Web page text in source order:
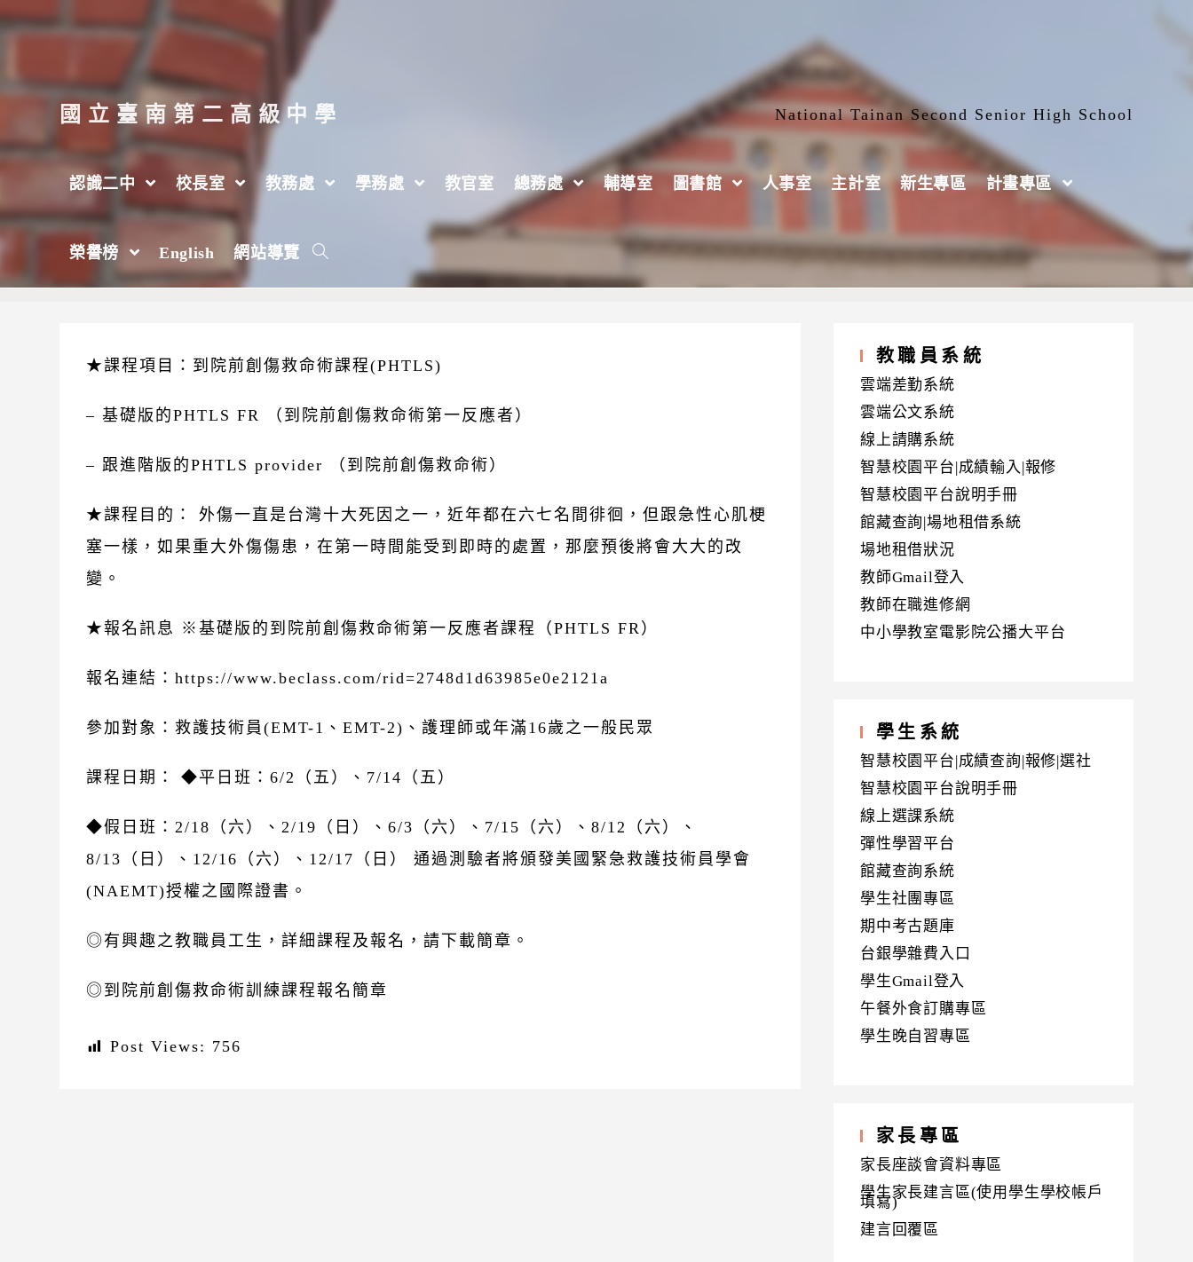
跳
至
要
內
容
國立臺南第二高級中學 National Tainan Second Senior High School
認識二中 校長室 教務處 學務處 教官室 總務處 輔導室 圖書館 人事室 主計室 新生專區 計畫專區
榮譽榜 English 網站導覽
【健康中心】112年度高醫外傷及重症外科「到院前創傷救命術訓練課程」(PHTLS First Responder & PHTLS provider)
★課程項目：到院前創傷救命術課程(PHTLS)
– 基礎版的PHTLS FR （到院前創傷救命術第一反應者）
– 跟進階版的PHTLS provider （到院前創傷救命術）
★課程目的： 外傷一直是台灣十大死因之一，近年都在六七名間徘徊，但跟急性心肌梗
塞一樣，如果重大外傷傷患，在第一時間能受到即時的處置，那麼預後將會大大的改
變。
★報名訊息 ※基礎版的到院前創傷救命術第一反應者課程（PHTLS FR）
報名連結：https://www.beclass.com/rid=2748d1d63985e0e2121a
參加對象：救護技術員(EMT-1、EMT-2)、護理師或年滿16歲之一般民眾
課程日期： ◆平日班：6/2（五）、7/14（五）
◆假日班：2/18（六）、2/19（日）、6/3（六）、7/15（六）、8/12（六）、
8/13（日）、12/16（六）、12/17（日） 通過測驗者將頒發美國緊急救護技術員學會
(NAEMT)授權之國際證書。
◎有興趣之教職員工生，詳細課程及報名，請下載簡章。
◎到院前創傷救命術訓練課程報名簡章
Post Views: 756
教職員系統
雲端差勤系統
雲端公文系統
線上請購系統
智慧校園平台|成績輸入|報修
智慧校園平台說明手冊
館藏查詢|場地租借系統
場地租借狀況
教師Gmail登入
教師在職進修網
中小學教室電影院公播大平台
學生系統
智慧校園平台|成績查詢|報修|選社
智慧校園平台說明手冊
線上選課系統
彈性學習平台
館藏查詢系統
學生社團專區
期中考古題庫
台銀學雜費入口
學生Gmail登入
午餐外食訂購專區
學生晚自習專區
家長專區
家長座談會資料專區
學生家長建言區(使用學生學校帳戶
填寫)
建言回覆區